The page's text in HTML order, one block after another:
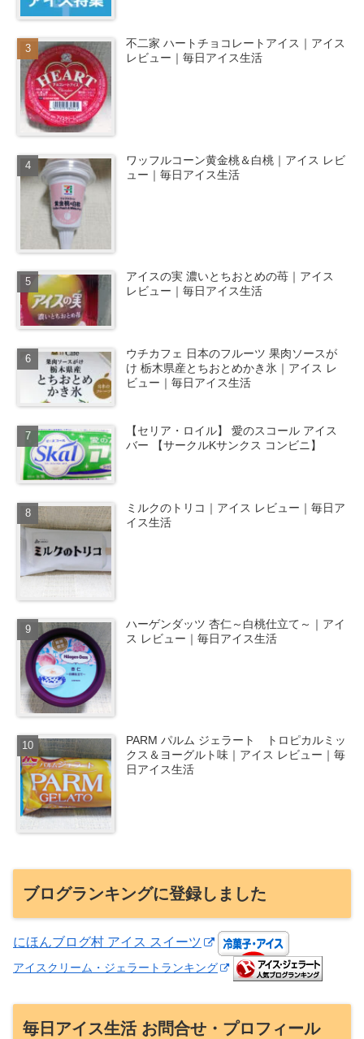
不二家 ハートチョコレートアイス｜アイス
レビュー｜毎日アイス生活
ワッフルコーン黄金桃＆白桃｜アイス レビ
ュー｜毎日アイス生活
アイスの実 濃いとちおとめの苺｜アイス
レビュー｜毎日アイス生活
ウチカフェ 日本のフルーツ 果肉ソースが
け 栃木県産とちおとめかき氷｜アイス レ
ビュー｜毎日アイス生活
【セリア・ロイル】 愛のスコール アイス
バー 【サークルKサンクス コンビニ】
ミルクのトリコ｜アイス レビュー｜毎日ア
イス生活
ハーゲンダッツ 杏仁～白桃仕立て～｜アイ
ス レビュー｜毎日アイス生活
PARM パルム ジェラート トロピカルミッ
クス＆ヨーグルト味｜アイス レビュー｜毎
日アイス生活
ブログランキングに登録しました
にほんブログ村 アイス スイーツ
アイスクリーム・ジェラートランキング
毎日アイス生活 お問合せ・プロフィール